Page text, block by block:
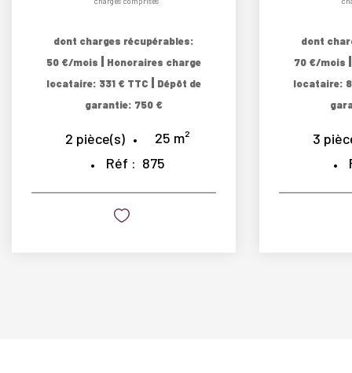
dont charges récupérables:
50 €/mois | Honoraires charge
locataire: 331 € TTC | Dépôt de
garantie: 750 €
2 pièce(s) 25 m²
Réf : 875
dont
70 €/mois
locataire:
3